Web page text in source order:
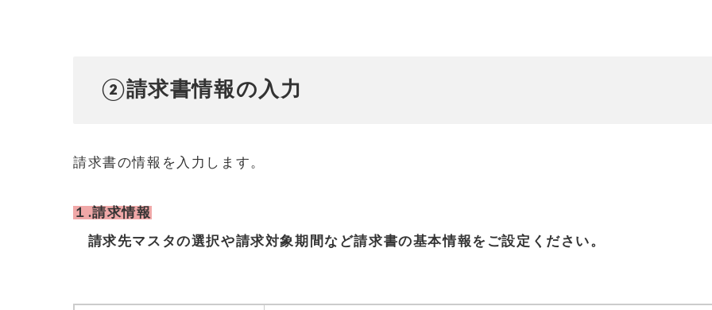
②請求書情報の入力
請求書の情報を入力します。
１.請求情報
請求先マスタの選択や請求対象期間など請求書の基本情報をご設定ください。